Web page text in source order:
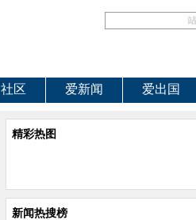
社区 爱新闻 爱出国
精彩热图
新闻热搜榜